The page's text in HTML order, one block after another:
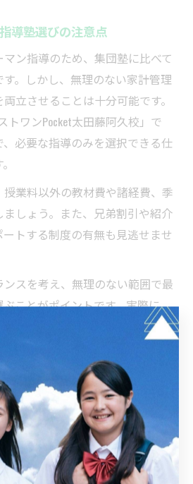
導塾選びの注意点
ン指導のため、集団塾に比べて
。しかし、無理のない家計管理
立させることは十分可能です。
トワンPocket太田藤阿久校」で
必要な指導のみを選択できる仕
業料以外の教材費や諸経費、季
しょう。また、兄弟割引や紹介
トする制度の有無も見逃せませ
スを考え、無理のない範囲で最
ことがポイントです。実際に
が小さく、安心して通わせられ
あり、家計にやさしい塾選びが
実現する習慣化サポート
ことは、入試対策の成功に不可欠
塾、とくに「ECCの個別指導塾ベ
久校」では、毎日の学習計画作